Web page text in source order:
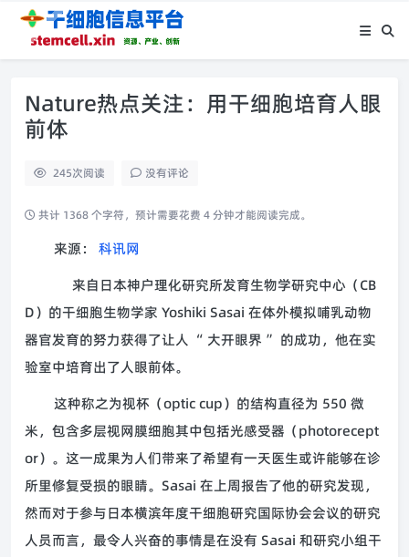
Nature热点关注：用干细胞培育人眼
前体
245次阅读 没有评论
共计 1368 个字符，预计需要花费 4 分钟才能阅读完成。
来源：
科讯网
来自日本神户理化研究所发育生物学研究中心（CB
D）的干细胞生物学家 Yoshiki Sasai 在体外模拟哺乳动物
器官发育的努力获得了让人 “ 大开眼界 ” 的成功，他在实
验室中培育出了人眼前体。
这种称之为视杯（optic cup）的结构直径为 550 微
米，包含多层视网膜细胞其中包括光感受器（photorecept
or）。这一成果为人们带来了希望有一天医生或许能够在诊
所里修复受损的眼睛。Sasai 在上周报告了他的研究发现，
然而对于参与日本横滨年度干细胞研究国际协会会议的研究
人员而言，最令人兴奋的事情是在没有 Sasai 和研究小组干